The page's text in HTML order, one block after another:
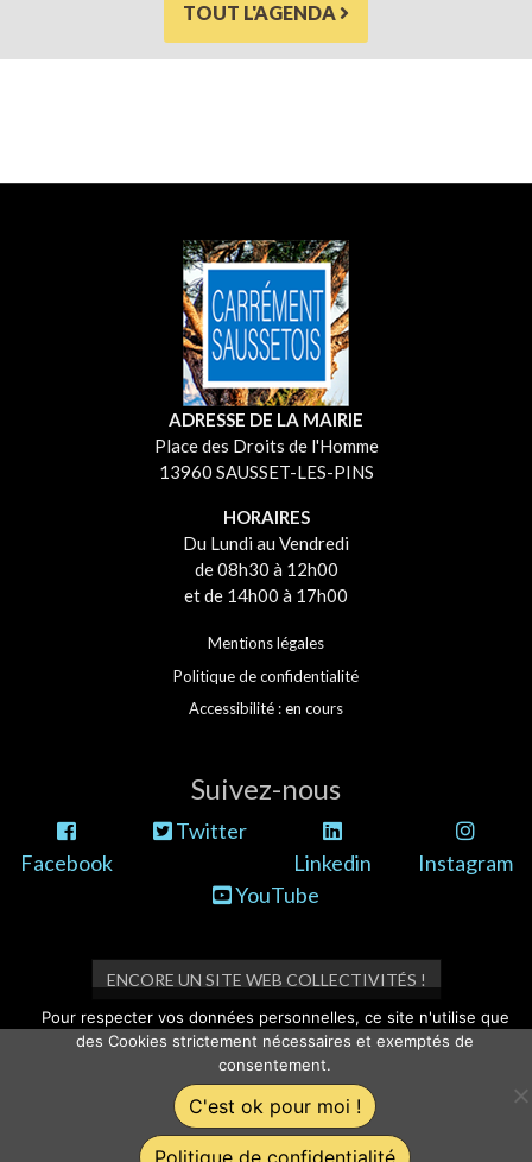
TOUT L'AGENDA
ADRESSE DE LA MAIRIE
Place des Droits de l'Homme
13960 SAUSSET-LES-PINS
HORAIRES
Du Lundi au Vendredi
de 08h30 à 12h00
et de 14h00 à 17h00
Mentions légales
Politique de confidentialité
Accessibilité : en cours
Suivez-nous
Facebook
Twitter
Linkedin
Instagram
YouTube
ENCORE UN SITE WEB COLLECTIVITÉS !
Pour respecter vos données personnelles, ce site n'utilise que
des Cookies strictement nécessaires et exemptés de
consentement.
C'est ok pour moi !
Politique de confidentialité